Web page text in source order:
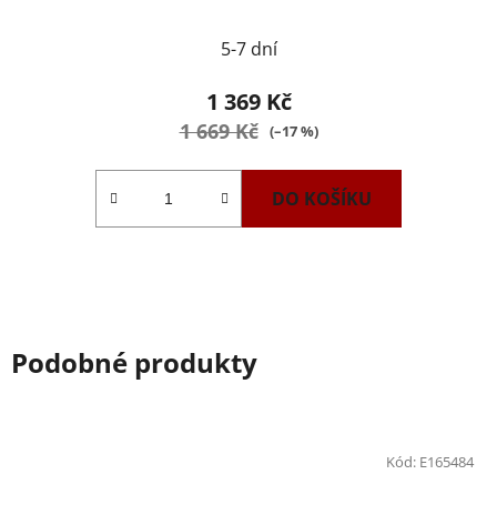
5-7 dní
1 369 Kč
1 669 Kč (–17 %)
DO KOŠÍKU
Podobné produkty
Kód: E165484